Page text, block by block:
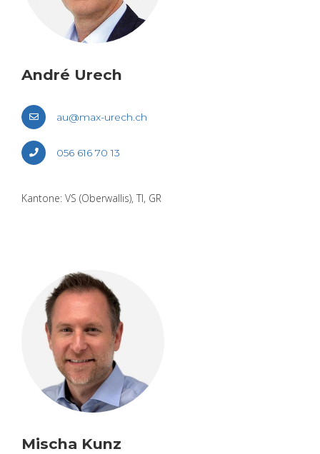
André Urech
au@​max-​urech.​ch
056 616 70 13
Kan­to­ne: VS (Ober­wal­lis), TI, GR
Mischa Kunz